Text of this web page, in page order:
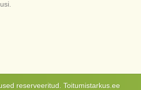
reserveeritud. Toitumistarkus.ee